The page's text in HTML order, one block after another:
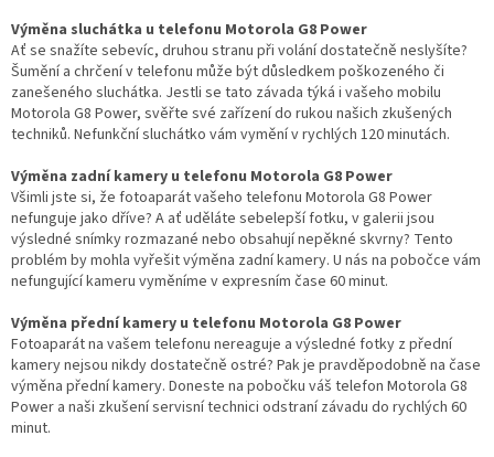
Výměna sluchátka u telefonu Motorola G8 Power
Ať se snažíte sebevíc, druhou stranu při volání dostatečně neslyšíte?
Šumění a chrčení v telefonu může být důsledkem poškozeného či
zanešeného sluchátka. Jestli se tato závada týká i vašeho mobilu
Motorola G8 Power, svěřte své zařízení do rukou našich zkušených
techniků. Nefunkční sluchátko vám vymění v rychlých 120 minutách.
Výměna zadní kamery u telefonu Motorola G8 Power
Všimli jste si, že fotoaparát vašeho telefonu Motorola G8 Power
nefunguje jako dříve? A ať uděláte sebelepší fotku, v galerii jsou
výsledné snímky rozmazané nebo obsahují nepěkné skvrny? Tento
problém by mohla vyřešit výměna zadní kamery. U nás na pobočce vám
nefungující kameru vyměníme v expresním čase 60 minut.
Výměna přední kamery u telefonu Motorola G8 Power
Fotoaparát na vašem telefonu nereaguje a výsledné fotky z přední
kamery nejsou nikdy dostatečně ostré? Pak je pravděpodobně na čase
výměna přední kamery. Doneste na pobočku váš telefon Motorola G8
Power a naši zkušení servisní technici odstraní závadu do rychlých 60
minut.